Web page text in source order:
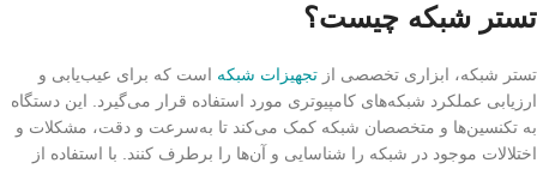
تستر شبکه چیست؟
تستر شبکه، ابزاری تخصصی از تجهیزات شبکه است که برای عیب‌یابی و
ارزیابی عملکرد شبکه‌های کامپیوتری مورد استفاده قرار می‌گیرد. این دستگاه
به تکنسین‌ها و متخصصان شبکه کمک می‌کند تا به‌سرعت و دقت، مشکلات و
اختلالات موجود در شبکه را شناسایی و آن‌ها را برطرف کنند. با استفاده از